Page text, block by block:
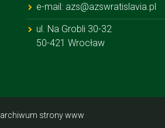
e-mail: azs@azswratislavia.pl
ul. Na Grobli 30-32
50-421 Wrocław
archiwum strony www